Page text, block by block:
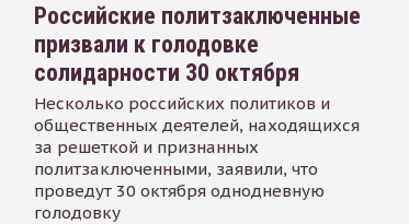
Российские политзаключенные
призвали к голодовке
солидарности 30 октября
Несколько российских политиков и
общественных деятелей, находящихся
за решеткой и признанных
политзаключенными, заявили, что
проведут 30 октября однодневную
голодовку